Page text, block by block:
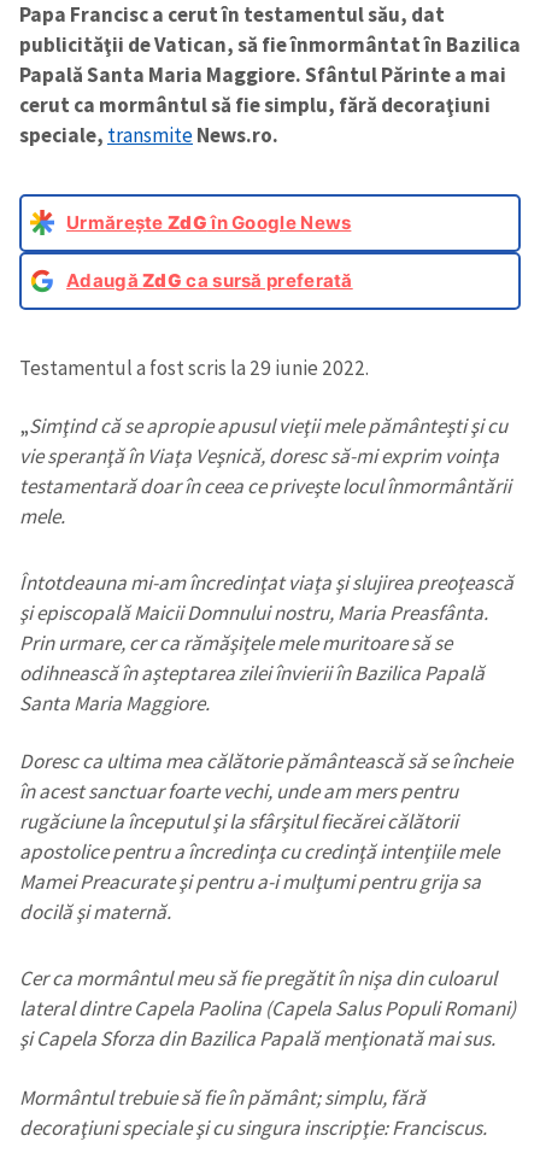
Papa Francisc a cerut în testamentul său, dat
publicităţii de Vatican, să fie înmormântat în Bazilica
Papală Santa Maria Maggiore. Sfântul Părinte a mai
cerut ca mormântul să fie simplu, fără decoraţiuni
speciale, transmiteNews.ro.
Urmărește ZdGîn Google News
AdaugăZdG ca sursă preferată
Testamentul a fost scris la 29 iunie 2022.
„Simţind că se apropie apusul vieţii mele pământeşti şi cu
vie speranţă în Viaţa Veşnică, doresc să-mi exprim voinţa
testamentară doar în ceea ce priveşte locul înmormântării
mele.
Întotdeauna mi-am încredinţat viaţa şi slujirea preoţească
şi episcopală Maicii Domnului nostru, Maria Preasfânta.
Prin urmare, cer ca rămăşiţele mele muritoare să se
odihnească în aşteptarea zilei învierii în Bazilica Papală
Santa Maria Maggiore.
Doresc ca ultima mea călătorie pământească să se încheie
în acest sanctuar foarte vechi, unde am mers pentru
rugăciune la începutul şi la sfârşitul fiecărei călătorii
apostolice pentru a încredinţa cu credinţă intenţiile mele
Mamei Preacurate şi pentru a-i mulţumi pentru grija sa
docilă şi maternă.
Cer ca mormântul meu să fie pregătit în nişa din culoarul
lateral dintre Capela Paolina (Capela Salus Populi Romani)
şi Capela Sforza din Bazilica Papală menţionată mai sus.
Mormântul trebuie să fie în pământ; simplu, fără
decoraţiuni speciale şi cu singura inscripţie: Franciscus.